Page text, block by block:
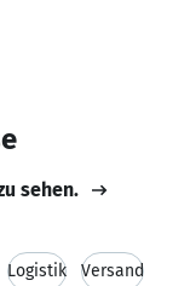
sehen.
Logistik Versand